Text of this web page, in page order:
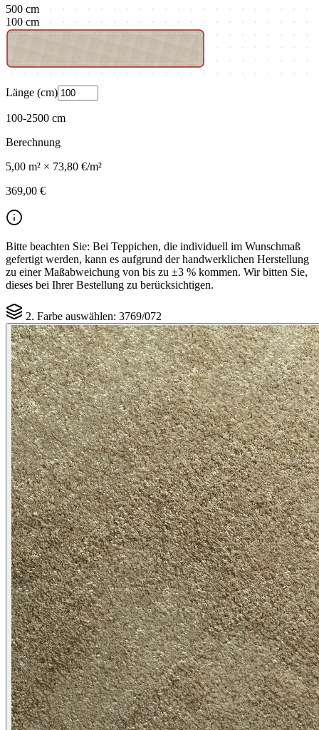
500cm
100cm
Länge (cm)
100-2500 cm
Berechnung
5,00 m² × 73,80 €/m²
369,00 €
Bitte beachten Sie: Bei Teppichen, die individuell im Wunschmaß
gefertigt werden, kann es aufgrund der handwerklichen Herstellung
zu einer Maßabweichung von bis zu ±3 % kommen. Wir bitten Sie,
dieses bei Ihrer Bestellung zu berücksichtigen.
2. Farbe auswählen: 3769/072